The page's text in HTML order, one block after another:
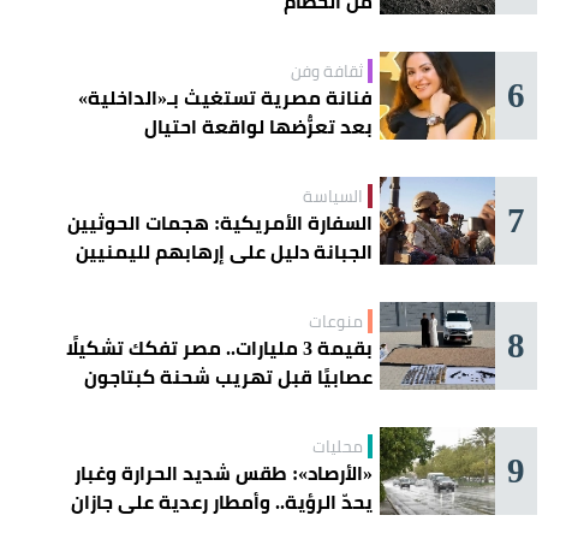
6 ثقافة وفن
فنانة مصرية تستغيث بـ«الداخلية»
بعد تعرُّضها لواقعة احتيال
7 السياسة
السفارة الأمريكية: هجمات الحوثيين
الجبانة دليل على إرهابهم لليمنيين
8 منوعات
بقيمة 3 مليارات.. مصر تفكك تشكيلًا
عصابيًا قبل تهريب شحنة كبتاجون
9 محليات
«الأرصاد»: طقس شديد الحرارة وغبار
يحدّ الرؤية.. وأمطار رعدية على جازان